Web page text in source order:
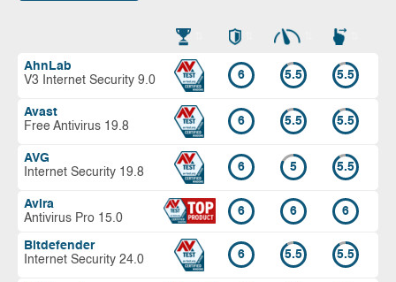
AhnLab
V3 Internet Security 9.0
6 5.5 5.5
Avast
Free Antivirus 19.8
6 5.5 5.5
AVG
Internet Security 19.8
6 5 5.5
Avira
Antivirus Pro 15.0
6 6 6
Bitdefender
Internet Security 24.0
6 5.5 5.5